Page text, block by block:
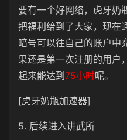
要有一个好网络，虎牙奶
把福利给到了大家，现在
暗号可以往自己的账户中
果还是第一次注册的用户
起来能达到 75小时呢。
[虎牙奶瓶加速器]
5. 后续进入讲武所